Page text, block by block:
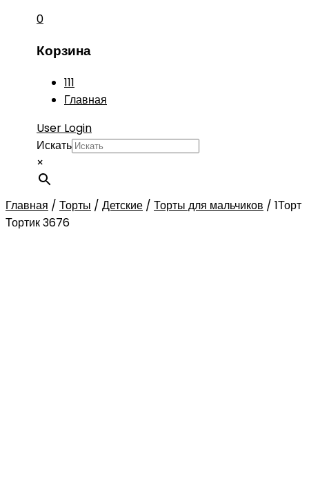
0
Корзина
111
Главная
User Login
Искать
×
Главная / Торты / Детские / Торты для мальчиков / 1Торт
Тортик 3676